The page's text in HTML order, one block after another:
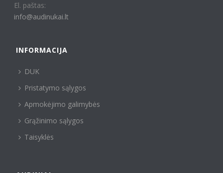
El. paštas:
info@audinukai.lt
INFORMACIJA
DUK
Pristatymo sąlygos
Apmokėjimo galimybės
Grąžinimo sąlygos
Taisyklės